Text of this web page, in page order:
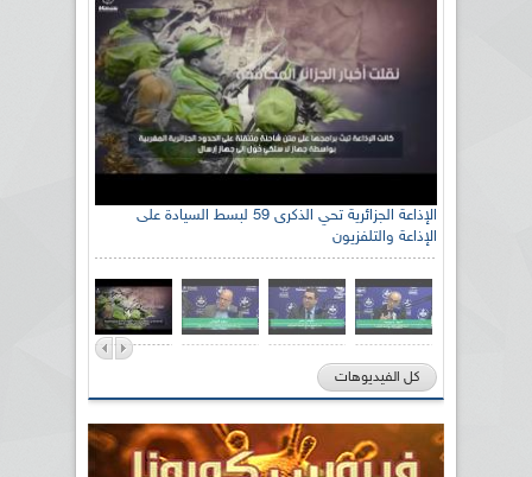
الإذاعة الجزائرية تحي الذكرى 59 لبسط السيادة على
الإذاعة والتلفزيون
كل الفيديوهات